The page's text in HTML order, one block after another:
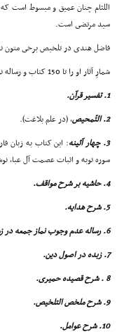
اللثام چنان عمیق و مبسوط است
سید مرتضى است.
فاضل هندى در تلخیص برخى متون
شمارِ آثار او را تا 150 کتاب و رساله نوشته اند. تعدادى از آثار او عبارتند از:
1. تفسیر قرآن.
2. التّمحیص
، (در علم بلاغت).
3. چهار آئینه
سوره توبه و اثبات عصمت آل عبا،
4. حاشیه بر شرح مواقف.
5. شرح هدایه.
6. رساله عدم وجوب نماز جمعه در زمان غیبت امام
7. زبده در اصول دین.
8 . شرح قصیده حمیرى.
9. شرح ملخص التلخیص.
10. شرح عوامل.